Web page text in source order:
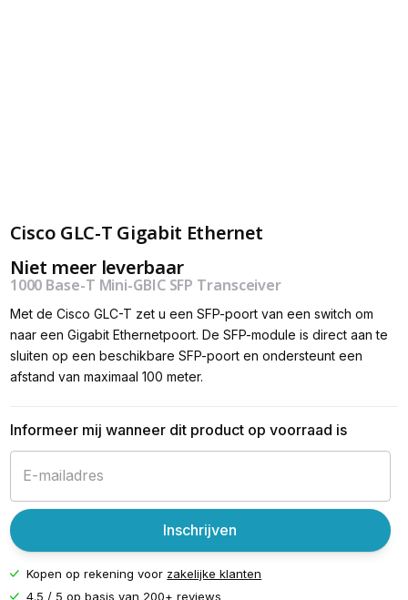
Cisco GLC-T Gigabit Ethernet
Niet meer leverbaar
1000 Base-T Mini-GBIC SFP Transceiver
Met de Cisco GLC-T zet u een SFP-poort van een switch om
naar een Gigabit Ethernetpoort. De SFP-module is direct aan te
sluiten op een beschikbare SFP-poort en ondersteunt een
afstand van maximaal 100 meter.
Informeer mij wanneer dit product op voorraad is
Inschrijven
Kopen op rekening voor zakelijke klanten
4.5 / 5 op basis van 200+ reviews